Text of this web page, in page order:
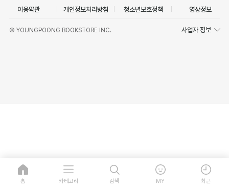
이용약관 개인정보처리방침 청소년보호정책 영상정보
© YOUNGPOONG BOOKSTORE INC. 사업자 정보
홈 카테고리 검색 MY 최근